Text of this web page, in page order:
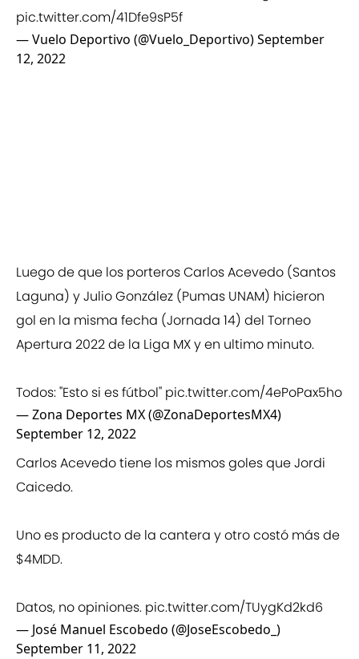
pic.twitter.com/41Dfe9sP5f
— Vuelo Deportivo (@Vuelo_Deportivo)September
12, 2022
Luego de que los porteros Carlos Acevedo (Santos
Laguna) y Julio González (Pumas UNAM) hicieron
gol en la misma fecha (Jornada 14) del Torneo
Apertura 2022 de la Liga MX y en ultimo minuto.
Todos: ''Esto si es fútbol'' pic.twitter.com/4ePoPax5ho
— Zona Deportes MX (@ZonaDeportesMX4)
September 12, 2022
Carlos Acevedo tiene los mismos goles que Jordi
Caicedo.
Uno es producto de la cantera y otro costó más de
$4MDD.
Datos, no opiniones. pic.twitter.com/TUygKd2kd6
— José Manuel Escobedo (@JoseEscobedo_)
September 11, 2022